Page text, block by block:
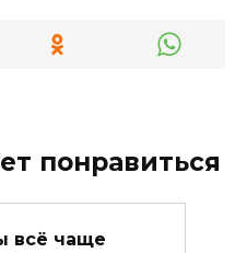
понравиться
всё чаще